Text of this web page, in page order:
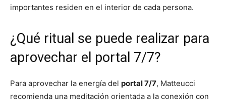
importantes residen en el interior de cada persona.
¿Qué ritual se puede realizar para
aprovechar el portal 7/7?
Para aprovechar la energía del portal 7/7, Matteucci
recomienda una meditación orientada a la conexión con